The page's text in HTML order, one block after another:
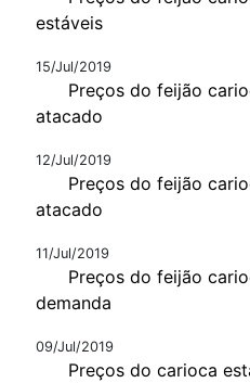
estáveis
15/Jul/2019
Preços do feijão
atacado
12/Jul/2019
Preços do feijão
atacado
11/Jul/2019
Preços do feijão
demanda
09/Jul/2019
Preços do carioca